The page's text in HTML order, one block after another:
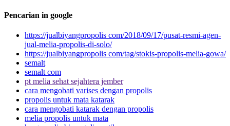
Pencarian in google
https://jualbiyangpropolis com/2018/09/17/pusat-resmi-agen-
jual-melia-propolis-di-solo/
https://jualbiyangpropolis com/tag/stokis-propolis-melia-gowa/
semalt
semalt com
pt melia sehat sejahtera jember
cara mengobati varises dengan propolis
propolis untuk mata katarak
cara mengobati katarak dengan propolis
melia propolis untuk mata